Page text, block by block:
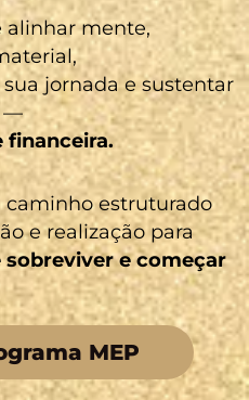
alinhar mente,
jornada e sustentar
—
financeira.
caminho estruturado
e realização para
sobreviver e começar
MEP